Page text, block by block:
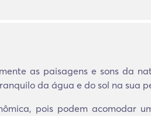
as paisagens e sons da
da água e do sol na sua
pois podem acomodar